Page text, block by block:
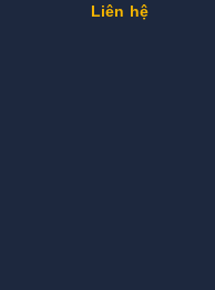
Liên hệ